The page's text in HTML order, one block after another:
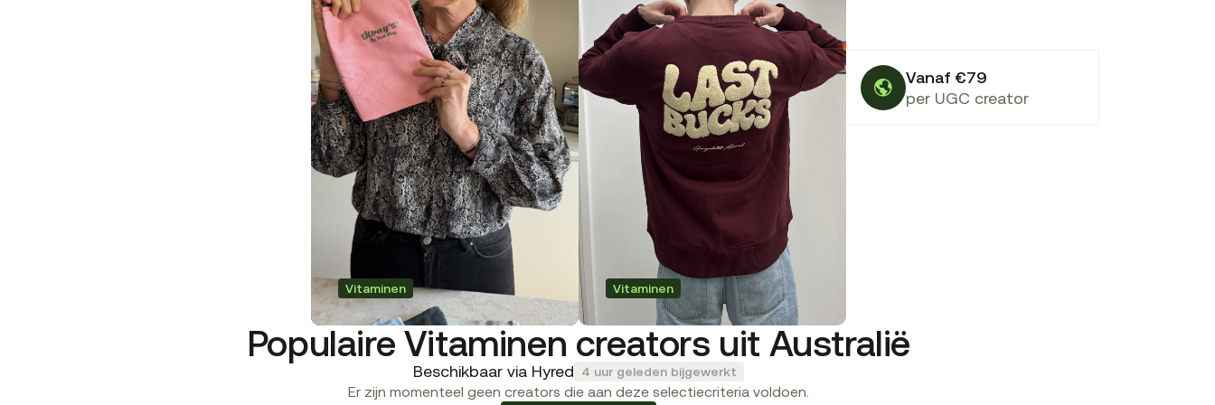
Vitaminen Vitaminen
Vanaf €79
per UGC creator
Populaire Vitaminen creators uit Australië
Beschikbaar via Hyred 4 uur geleden bijgewerkt
Er zijn momenteel geen creators die aan deze selectiecriteria voldoen.